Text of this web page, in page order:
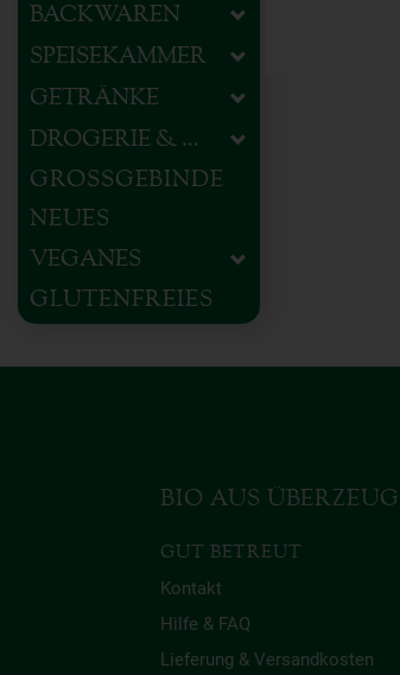
BACKWAREN
SPEISEKAMMER
GETRÄNKE
DROGERIE & HAUSHALT
GROSSGEBINDE
NEUES
VEGANES
GLUTENFREIES
BIO AUS
GUT BETREUT
Kontakt
Hilfe & FAQ
Lieferung & Versandkosten